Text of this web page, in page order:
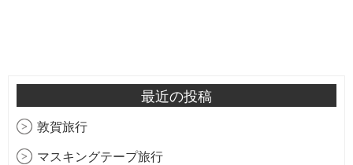
最近の投稿
敦賀旅行
マスキングテープ旅行